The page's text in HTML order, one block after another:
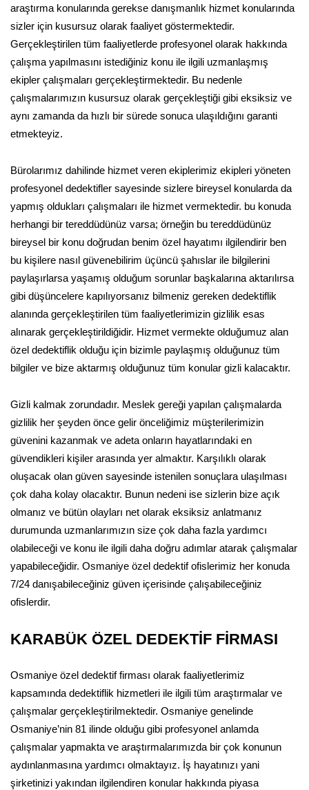
araştırma konularında gerekse danışmanlık hizmet konularında
sizler için kusursuz olarak faaliyet göstermektedir.
Gerçekleştirilen tüm faaliyetlerde profesyonel olarak hakkında
çalışma yapılmasını istediğiniz konu ile ilgili uzmanlaşmış
ekipler çalışmaları gerçekleştirmektedir. Bu nedenle
çalışmalarımızın kusursuz olarak gerçekleştiği gibi eksiksiz ve
aynı zamanda da hızlı bir sürede sonuca ulaşıldığını garanti
etmekteyiz.
Bürolarımız dahilinde hizmet veren ekiplerimiz ekipleri yöneten
profesyonel dedektifler sayesinde sizlere bireysel konularda da
yapmış oldukları çalışmaları ile hizmet vermektedir. bu konuda
herhangi bir tereddüdünüz varsa; örneğin bu tereddüdünüz
bireysel bir konu doğrudan benim özel hayatımı ilgilendirir ben
bu kişilere nasıl güvenebilirim üçüncü şahıslar ile bilgilerini
paylaşırlarsa yaşamış olduğum sorunlar başkalarına aktarılırsa
gibi düşüncelere kapılıyorsanız bilmeniz gereken dedektiflik
alanında gerçekleştirilen tüm faaliyetlerimizin gizlilik esas
alınarak gerçekleştirildiğidir. Hizmet vermekte olduğumuz alan
özel dedektiflik olduğu için bizimle paylaşmış olduğunuz tüm
bilgiler ve bize aktarmış olduğunuz tüm konular gizli kalacaktır.
Gizli kalmak zorundadır. Meslek gereği yapılan çalışmalarda
gizlilik her şeyden önce gelir önceliğimiz müşterilerimizin
güvenini kazanmak ve adeta onların hayatlarındaki en
güvendikleri kişiler arasında yer almaktır. Karşılıklı olarak
oluşacak olan güven sayesinde istenilen sonuçlara ulaşılması
çok daha kolay olacaktır. Bunun nedeni ise sizlerin bize açık
olmanız ve bütün olayları net olarak eksiksiz anlatmanız
durumunda uzmanlarımızın size çok daha fazla yardımcı
olabileceği ve konu ile ilgili daha doğru adımlar atarak çalışmalar
yapabileceğidir. Osmaniye özel dedektif ofislerimiz her konuda
7/24 danışabileceğiniz güven içerisinde çalışabileceğiniz
ofislerdir.
KARABÜK ÖZEL DEDEKTİF FİRMASI
Osmaniye özel dedektif firması olarak faaliyetlerimiz
kapsamında dedektiflik hizmetleri ile ilgili tüm araştırmalar ve
çalışmalar gerçekleştirilmektedir. Osmaniye genelinde
Osmaniye’nin 81 ilinde olduğu gibi profesyonel anlamda
çalışmalar yapmakta ve araştırmalarımızda bir çok konunun
aydınlanmasına yardımcı olmaktayız. İş hayatınızı yani
şirketinizi yakından ilgilendiren konular hakkında piyasa